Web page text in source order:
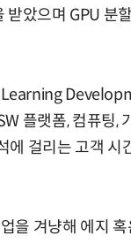
았으며 GPU 분
Learning
플랫폼, 컴퓨팅,
걸리는 고객 시
을 겨냥해 에지